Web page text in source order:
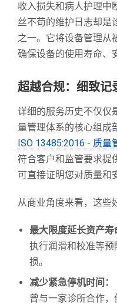
收入损失和病人护理中
丝不苟的维护日志却是
之一。它将设备管理从
确保设备的使用寿命、
超越合规：细致记
详细的服务历史不仅仅
量管理体系的核心组成
ISO 13485:2016 - 质量
符合客户和监管要求提
可直接证明您对质量和
从商业角度来看，这些
最大限度延长资产寿
执行润滑和校准等
损。
减少紧急停机时间：
曾与一家诊所合作